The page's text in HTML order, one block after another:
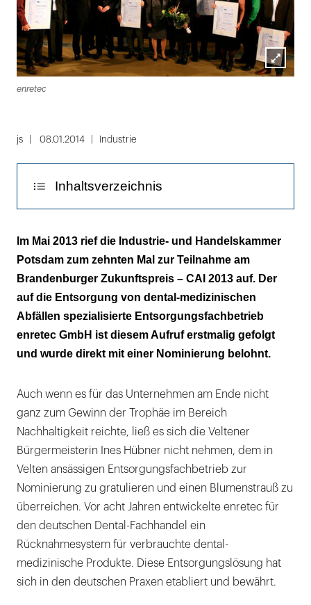
Lightbox
enretec
js 08.01.2014 Industrie
Inhaltsverzeichnis
System ermöglicht schnelle, unkomplizierte
und kostengünstige Entsorgung
Im Mai 2013 rief die Industrie- und Handelskammer
Potsdam zum zehnten Mal zur Teilnahme am
Brandenburger Zukunftspreis – CAI 2013 auf. Der
auf die Entsorgung von dental-medizinischen
Abfällen spezialisierte Entsorgungsfachbetrieb
enretec GmbH ist diesem Aufruf erstmalig gefolgt
und wurde direkt mit einer Nominierung belohnt.
Auch wenn es für das Unternehmen am Ende nicht
ganz zum Gewinn der Trophäe im Bereich
Nachhaltigkeit reichte, ließ es sich die Veltener
Bürgermeisterin Ines Hübner nicht nehmen, dem in
Velten ansässigen Entsorgungsfachbetrieb zur
Nominierung zu gratulieren und einen Blumenstrauß zu
überreichen. Vor acht Jahren entwickelte enretec für
den deutschen Dental-Fachhandel ein
Rücknahmesystem für verbrauchte dental-
medizinische Produkte. Diese Entsorgungslösung hat
sich in den deutschen Praxen etabliert und bewährt.